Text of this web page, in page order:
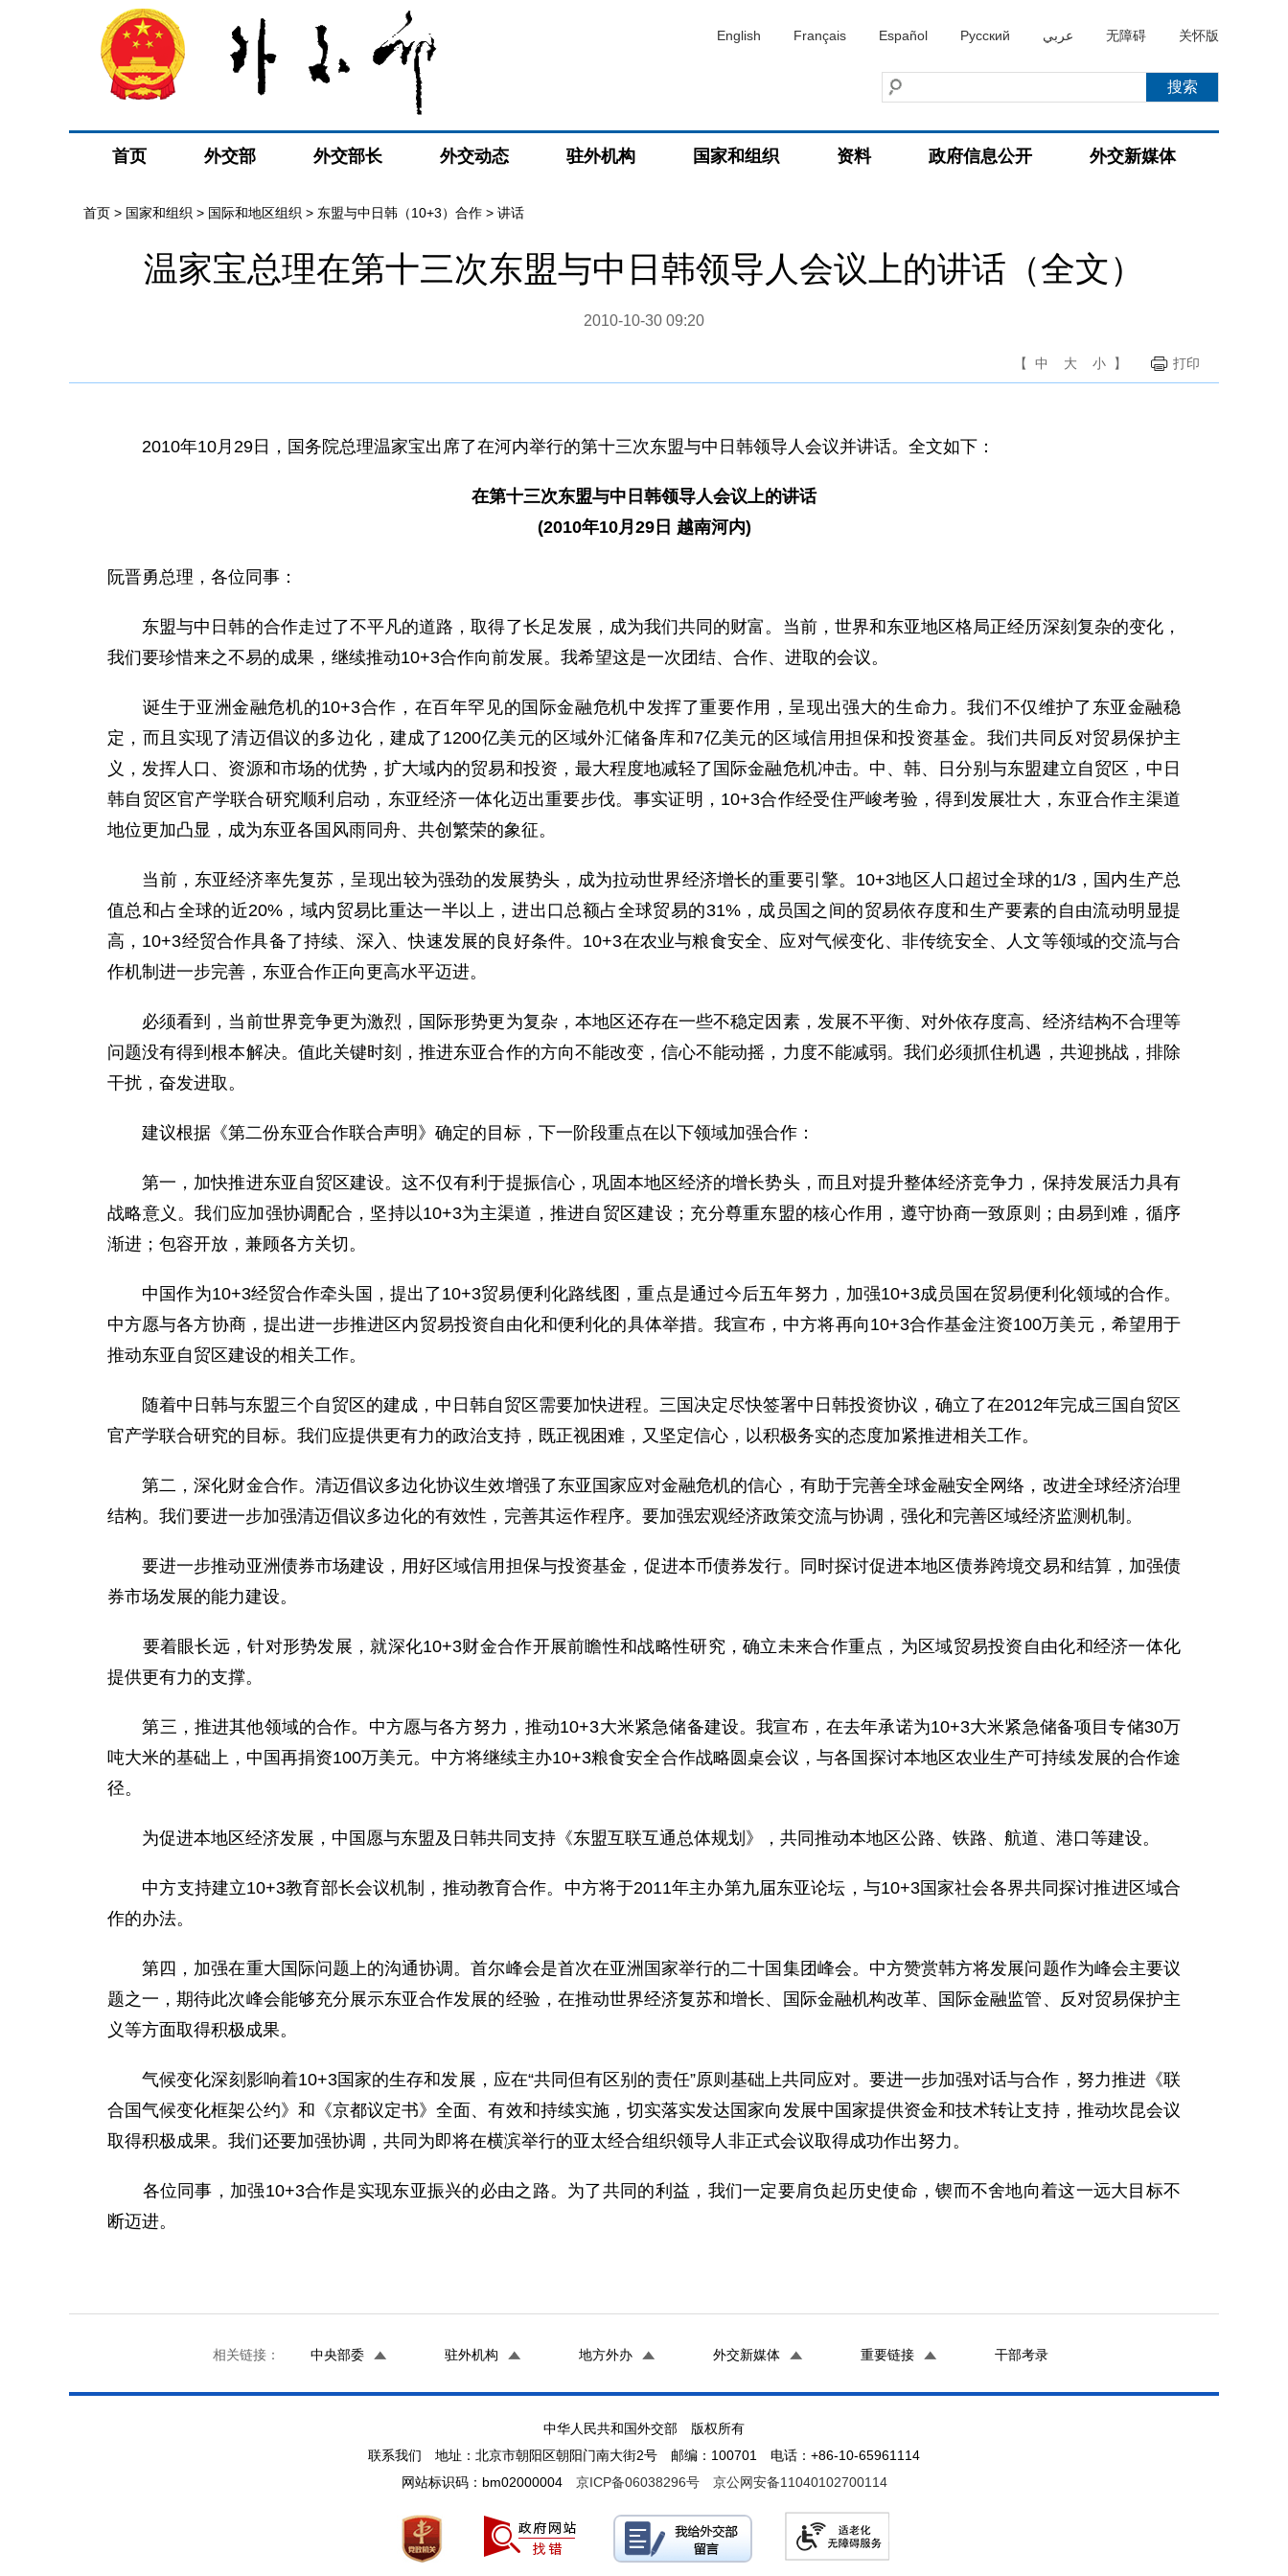
English Français Español Русский عربي 无障碍 关怀版
首页 外交部 外交部长 外交动态 驻外机构 国家和组织 资料 政府信息公开 外交新媒体
首页 > 国家和组织 > 国际和地区组织 > 东盟与中日韩（10+3）合作 > 讲话
温家宝总理在第十三次东盟与中日韩领导人会议上的讲话（全文）
2010-10-30 09:20
【 中 大 小 】 打印
2010年10月29日，国务院总理温家宝出席了在河内举行的第十三次东盟与中日韩领导人会议并讲话。全文如下：
在第十三次东盟与中日韩领导人会议上的讲话
(2010年10月29日 越南河内)
阮晋勇总理，各位同事：
东盟与中日韩的合作走过了不平凡的道路，取得了长足发展，成为我们共同的财富。当前，世界和东亚地区格局正经历深刻复杂的变化，
我们要珍惜来之不易的成果，继续推动10+3合作向前发展。我希望这是一次团结、合作、进取的会议。
诞生于亚洲金融危机的10+3合作，在百年罕见的国际金融危机中发挥了重要作用，呈现出强大的生命力。我们不仅维护了东亚金融稳
定，而且实现了清迈倡议的多边化，建成了1200亿美元的区域外汇储备库和7亿美元的区域信用担保和投资基金。我们共同反对贸易保护主
义，发挥人口、资源和市场的优势，扩大域内的贸易和投资，最大程度地减轻了国际金融危机冲击。中、韩、日分别与东盟建立自贸区，中日
韩自贸区官产学联合研究顺利启动，东亚经济一体化迈出重要步伐。事实证明，10+3合作经受住严峻考验，得到发展壮大，东亚合作主渠道
地位更加凸显，成为东亚各国风雨同舟、共创繁荣的象征。
当前，东亚经济率先复苏，呈现出较为强劲的发展势头，成为拉动世界经济增长的重要引擎。10+3地区人口超过全球的1/3，国内生产总
值总和占全球的近20%，域内贸易比重达一半以上，进出口总额占全球贸易的31%，成员国之间的贸易依存度和生产要素的自由流动明显提
高，10+3经贸合作具备了持续、深入、快速发展的良好条件。10+3在农业与粮食安全、应对气候变化、非传统安全、人文等领域的交流与合
作机制进一步完善，东亚合作正向更高水平迈进。
必须看到，当前世界竞争更为激烈，国际形势更为复杂，本地区还存在一些不稳定因素，发展不平衡、对外依存度高、经济结构不合理等
问题没有得到根本解决。值此关键时刻，推进东亚合作的方向不能改变，信心不能动摇，力度不能减弱。我们必须抓住机遇，共迎挑战，排除
干扰，奋发进取。
建议根据《第二份东亚合作联合声明》确定的目标，下一阶段重点在以下领域加强合作：
第一，加快推进东亚自贸区建设。这不仅有利于提振信心，巩固本地区经济的增长势头，而且对提升整体经济竞争力，保持发展活力具有
战略意义。我们应加强协调配合，坚持以10+3为主渠道，推进自贸区建设；充分尊重东盟的核心作用，遵守协商一致原则；由易到难，循序
渐进；包容开放，兼顾各方关切。
中国作为10+3经贸合作牵头国，提出了10+3贸易便利化路线图，重点是通过今后五年努力，加强10+3成员国在贸易便利化领域的合作。
中方愿与各方协商，提出进一步推进区内贸易投资自由化和便利化的具体举措。我宣布，中方将再向10+3合作基金注资100万美元，希望用于
推动东亚自贸区建设的相关工作。
随着中日韩与东盟三个自贸区的建成，中日韩自贸区需要加快进程。三国决定尽快签署中日韩投资协议，确立了在2012年完成三国自贸区
官产学联合研究的目标。我们应提供更有力的政治支持，既正视困难，又坚定信心，以积极务实的态度加紧推进相关工作。
第二，深化财金合作。清迈倡议多边化协议生效增强了东亚国家应对金融危机的信心，有助于完善全球金融安全网络，改进全球经济治理
结构。我们要进一步加强清迈倡议多边化的有效性，完善其运作程序。要加强宏观经济政策交流与协调，强化和完善区域经济监测机制。
要进一步推动亚洲债券市场建设，用好区域信用担保与投资基金，促进本币债券发行。同时探讨促进本地区债券跨境交易和结算，加强债
券市场发展的能力建设。
要着眼长远，针对形势发展，就深化10+3财金合作开展前瞻性和战略性研究，确立未来合作重点，为区域贸易投资自由化和经济一体化
提供更有力的支撑。
第三，推进其他领域的合作。中方愿与各方努力，推动10+3大米紧急储备建设。我宣布，在去年承诺为10+3大米紧急储备项目专储30万
吨大米的基础上，中国再捐资100万美元。中方将继续主办10+3粮食安全合作战略圆桌会议，与各国探讨本地区农业生产可持续发展的合作途
径。
为促进本地区经济发展，中国愿与东盟及日韩共同支持《东盟互联互通总体规划》，共同推动本地区公路、铁路、航道、港口等建设。
中方支持建立10+3教育部长会议机制，推动教育合作。中方将于2011年主办第九届东亚论坛，与10+3国家社会各界共同探讨推进区域合
作的办法。
第四，加强在重大国际问题上的沟通协调。首尔峰会是首次在亚洲国家举行的二十国集团峰会。中方赞赏韩方将发展问题作为峰会主要议
题之一，期待此次峰会能够充分展示东亚合作发展的经验，在推动世界经济复苏和增长、国际金融机构改革、国际金融监管、反对贸易保护主
义等方面取得积极成果。
气候变化深刻影响着10+3国家的生存和发展，应在“共同但有区别的责任”原则基础上共同应对。要进一步加强对话与合作，努力推进《联
合国气候变化框架公约》和《京都议定书》全面、有效和持续实施，切实落实发达国家向发展中国家提供资金和技术转让支持，推动坎昆会议
取得积极成果。我们还要加强协调，共同为即将在横滨举行的亚太经合组织领导人非正式会议取得成功作出努力。
各位同事，加强10+3合作是实现东亚振兴的必由之路。为了共同的利益，我们一定要肩负起历史使命，锲而不舍地向着这一远大目标不
断迈进。
相关链接： 中央部委 驻外机构 地方外办 外交新媒体 重要链接 干部考录
中华人民共和国外交部 版权所有
联系我们 地址：北京市朝阳区朝阳门南大街2号 邮编：100701 电话：+86-10-65961114
网站标识码：bm02000004 京ICP备06038296号 京公网安备11040102700114